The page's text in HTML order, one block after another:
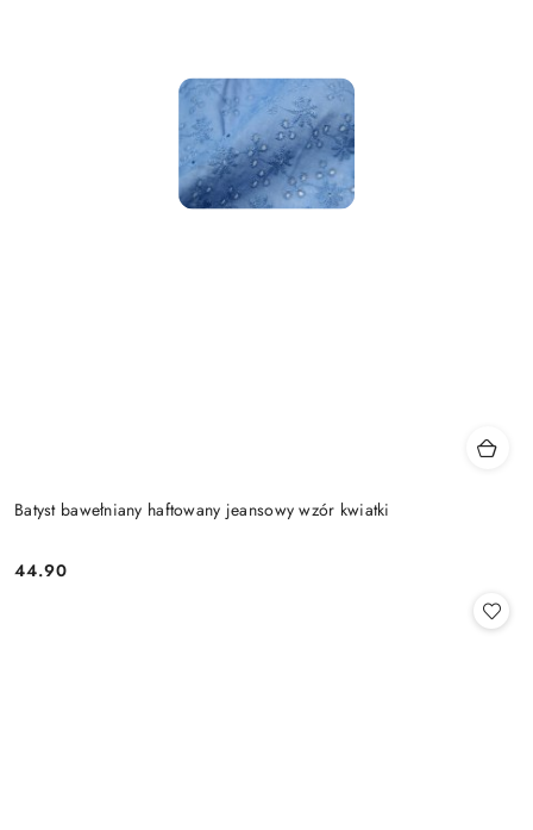
Batyst bawełniany haftowany jeansowy wzór kwiatki
Cena:
44.90